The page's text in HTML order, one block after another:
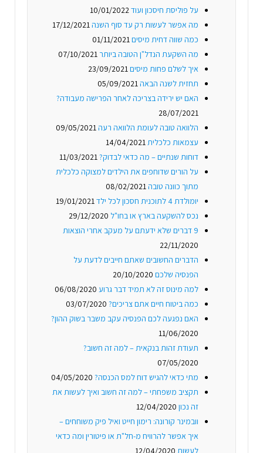
על פוליסת חיסכון ועוד10/01/2022
מה אפשר לעשות רק עד סוף השנה17/12/2021
כמה שווה דחית מיסים01/11/2021
מה השקעת הנדל"ן הטובה ביותר07/10/2021
איך לשלם פחות מיסים23/09/2021
תחזית לשנה הבאה05/09/2021
האם יש ירידה בצריכה לאחר הפרישה מעבודה?
28/07/2021
הלוואה טובה לעומת הלוואה רעה09/05/2021
עצמאות כלכלית14/04/2021
דוחות שנתיים – מה כדאי לבדוק?11/03/2021
על הורים שדוחפים את הילדים למצוקה כלכלית
מתוך כוונה טובה08/02/2021
יומולדת 4 לתוכנית חסכון לכל ילד
19/01/2021
נכס להשקעה בארץ או בחו"ל 29/12/2020
9 דברים שלא ידעתם על מעקב אחרי הוצאות
22/11/2020
הדברים החשובים שאתם חייבים לדעת על
הפנסיה שלכם 20/10/2020
למה מינוס זה לא תמיד דבר גרוע 06/08/2020
כמה ביטוח חיים אתם צריכים? 03/07/2020
האם נפגעה לכם הפנסיה עקב משבר בשוק ההון?
11/06/2020
תעודת זהות בנקאית – למה זה חשוב?
07/05/2020
מתי כדאי להגיש דוח למס הכנסה? 04/05/2020
תקציב משפחתי – למה זה חשוב ואיך לעשות את
זה נכון 12/04/2020
וובמינר קורונה: רימון חייט ואיל פיק משוחחים –
איך אפשר להרוויח מ-חל"ת או פיטורין ומה כדאי
לעשות 12/04/2020